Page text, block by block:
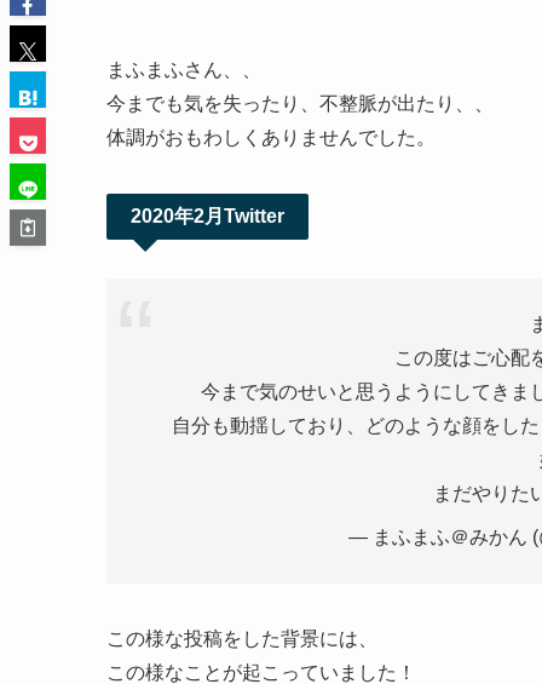
まふまふさん、、
今までも気を失ったり、不整脈が出たり、、
体調がおもわしくありませんでした。
2020年2月Twitter
この度はご心配
今まで気のせいと思うようにしてきま
自分も動揺しており、どのような顔をし
まだやりた
— まふまふ＠みかん
この様な投稿をした背景には、
この様なことが起こっていました！